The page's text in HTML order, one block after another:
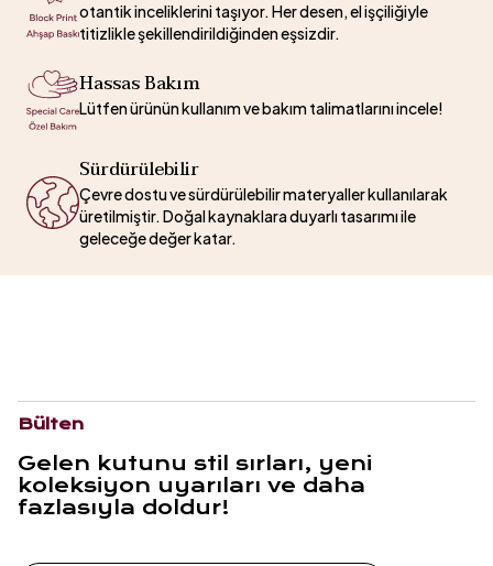
otantik inceliklerini taşıyor. Her desen, el işçiliğiyle
titizlikle şekillendirildiğinden eşsizdir.
Hassas Bakım
Lütfen ürünün kullanım ve bakım talimatlarını incele!
Sürdürülebilir
Çevre dostu ve sürdürülebilir materyaller kullanılarak
üretilmiştir. Doğal kaynaklara duyarlı tasarımı ile
geleceğe değer katar.
Bülten
Gelen kutunu stil sırları, yeni
koleksiyon uyarıları ve daha
fazlasıyla doldur!